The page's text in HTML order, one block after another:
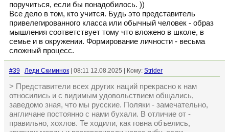
поручиться, если бы понадобилось. ))
Все дело в том, кто учится. Будь это представитель
привелегированного класса или обычный человек - образ
мышления соответствует тому что вложено в школе, в
семье и в окружении. Формирование личности - весьма
сложный процесс.
#39 Леди Скиминок | 08:11 12.08.2025 | Кому: Strider
> Представители всех других наций прекрасно к нам
относились и с видимым удовольствием общались,
заведомо зная, что мы русские. Поляки - замечательно,
англичане постоянно с нами бухали. В отличие от -
правильно, хохлов. Те ходили, как говна объелись,